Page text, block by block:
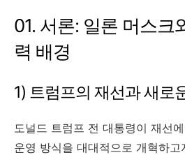
01. 서론: 일론 머스크
력 배경
1) 트럼프의 재선과 새로
도널드 트럼프 전 대통령이 재선
운영 방식을 대대적으로 개혁하